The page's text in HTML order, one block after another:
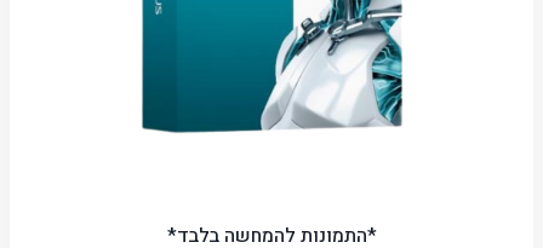
*התמונות להמחשה בלבד*